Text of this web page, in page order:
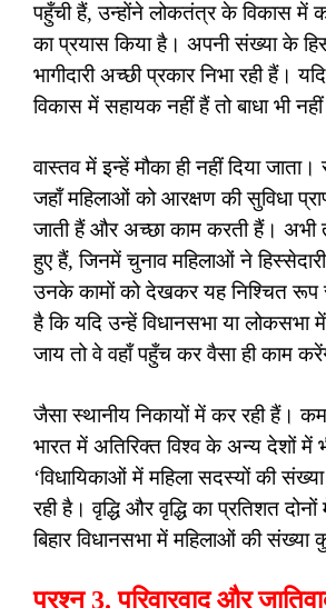
पहुँची हैं, उन्होंने लोकतंत्र के विकास में
का प्रयास किया है। अपनी संख्या के
भागीदारी अच्छी प्रकार निभा रही हैं।
विकास में सहायक नहीं हैं तो बाधा भी
वास्तव में इन्हें मौका ही नहीं दिया
जहाँ महिलाओं को आरक्षण की सुविधा
जाती हैं और अच्छा काम करती हैं। अभी
हुए हैं, जिनमें चुनाव महिलाओं ने
उनके कामों को देखकर यह निश्चित रूप
है कि यदि उन्हें विधानसभा या लोकसभा
जाय तो वे वहाँ पहुँच कर वैसा ही काम
जैसा स्थानीय निकायों में कर रही हैं।
भारत में अतिरिक्त विश्व के अन्य देशों
‘विधायिकाओं में महिला सदस्यों की
रही है। वृद्धि और वृद्धि का प्रतिशत दोनों
बिहार विधानसभा में महिलाओं की संख्या
प्रश्न 3. परिवारवाद और